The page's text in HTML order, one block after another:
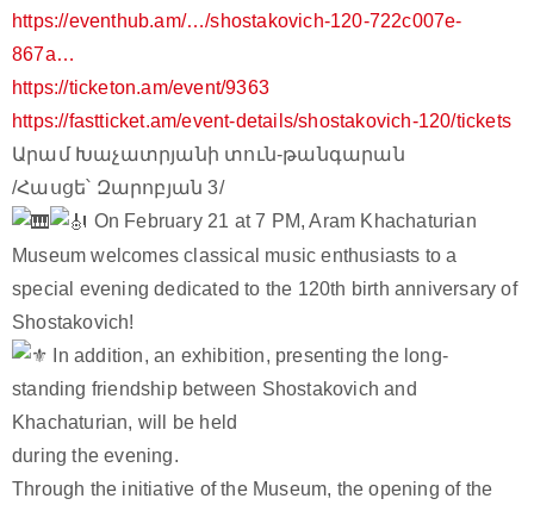
https://eventhub.am/…/shostakovich-120-722c007e-
867a…
https://ticketon.am/event/9363
https://fastticket.am/event-details/shostakovich-120/tickets
Արամ Խաչատրյանի տուն-թանգարան
/Հասցե՝ Զարոբյան 3/
On February 21 at 7 PM, Aram Khachaturian
Museum welcomes classical music enthusiasts to a
special evening dedicated to the 120th birth anniversary of
Shostakovich!
In addition, an exhibition, presenting the long-
standing friendship between Shostakovich and
Khachaturian, will be held
during the evening.
Through the initiative of the Museum, the opening of the